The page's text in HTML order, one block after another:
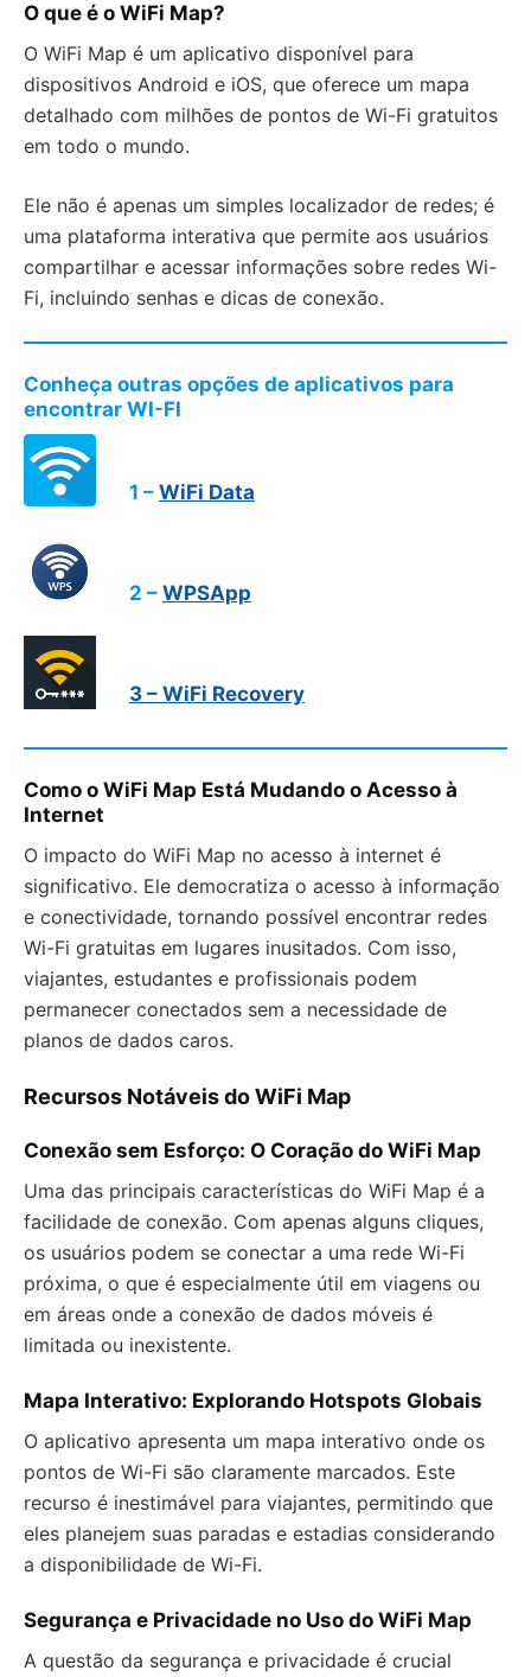
O que é o WiFi Map?
O WiFi Map é um aplicativo disponível para
dispositivos Android e iOS, que oferece um mapa
detalhado com milhões de pontos de Wi-Fi gratuitos
em todo o mundo.
Ele não é apenas um simples localizador de redes; é
uma plataforma interativa que permite aos usuários
compartilhar e acessar informações sobre redes Wi-
Fi, incluindo senhas e dicas de conexão.
Conheça outras opções de aplicativos para
encontrar WI-FI
1 – WiFi Data
2 – WPSApp
3 – WiFi Recovery
Como o WiFi Map Está Mudando o Acesso à
Internet
O impacto do WiFi Map no acesso à internet é
significativo. Ele democratiza o acesso à informação
e conectividade, tornando possível encontrar redes
Wi-Fi gratuitas em lugares inusitados. Com isso,
viajantes, estudantes e profissionais podem
permanecer conectados sem a necessidade de
planos de dados caros.
Recursos Notáveis do WiFi Map
Conexão sem Esforço: O Coração do WiFi Map
Uma das principais características do WiFi Map é a
facilidade de conexão. Com apenas alguns cliques,
os usuários podem se conectar a uma rede Wi-Fi
próxima, o que é especialmente útil em viagens ou
em áreas onde a conexão de dados móveis é
limitada ou inexistente.
Mapa Interativo: Explorando Hotspots Globais
O aplicativo apresenta um mapa interativo onde os
pontos de Wi-Fi são claramente marcados. Este
recurso é inestimável para viajantes, permitindo que
eles planejem suas paradas e estadias considerando
a disponibilidade de Wi-Fi.
Segurança e Privacidade no Uso do WiFi Map
A questão da segurança e privacidade é crucial